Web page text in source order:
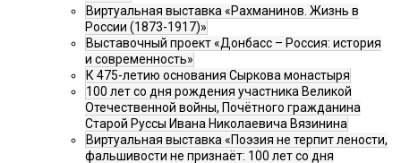
Виртуальная выставка «Рахманинов. Жизнь в
России (1873-1917)»
Выставочный проект «Донбасс – Россия: история
и современность»
К 475-летию основания Сыркова монастыря
100 лет со дня рождения участника Великой
Отечественной войны, Почётного гражданина
Старой Руссы Ивана Николаевича Вязинина
Виртуальная выставка «Поэзия не терпит лености,
фальшивости не признаёт: 100 лет со дня